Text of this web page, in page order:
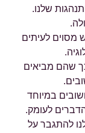
שלנו.
מסוים לעיתים
בכך שהם מביאים
חשובים במיוחד
לעומק.
לנו להתגבר על